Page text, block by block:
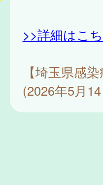
>>詳細はこ
【埼玉県感
(2026年5月